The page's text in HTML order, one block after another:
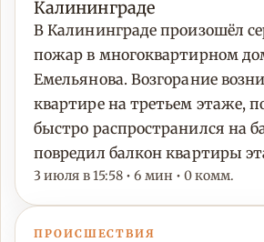
Калининграде
В Калининграде произошёл
пожар в многоквартирном
Емельянова. Возгорание
квартире на третьем этаже,
быстро распространился на
повредил балкон квартиры
3 июля в 15:58 • 6 мин • 0 комм.
ПРОИСШЕСТВИЯ